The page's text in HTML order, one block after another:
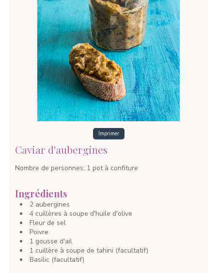
Imprimer
Caviar d'aubergines
Nombre de personnes: 1 pot à confiture
Ingrédients
2 aubergines
4 cuillères à soupe d'huile d'olive
Fleur de sel
Poivre
1 gousse d'ail
1 cuillère à soupe de tahini (facultatif)
Basilic (facultatif)